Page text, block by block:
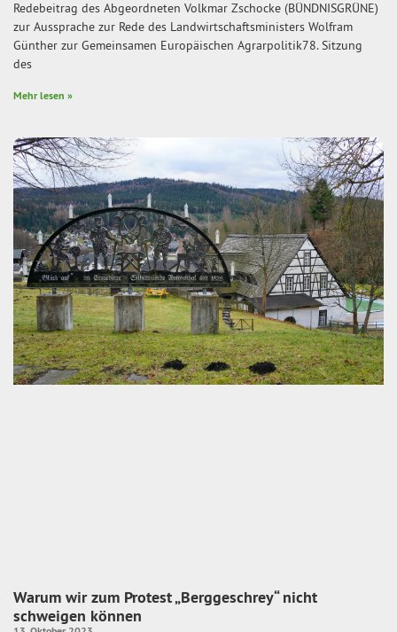
Redebeitrag des Abgeordneten Volkmar Zschocke (BÜNDNISGRÜNE)
zur Aussprache zur Rede des Landwirtschaftsministers Wolfram
Günther zur Gemeinsamen Europäischen Agrarpolitik78. Sitzung
des
Mehr lesen »
Warum wir zum Protest „Berggeschrey“ nicht
schweigen können